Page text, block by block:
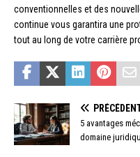
conventionnelles et des
continue vous garantira une
tout au long de votre carrière
5 avantages
domaine